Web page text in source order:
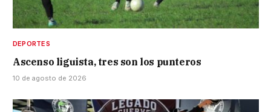
DEPORTES
Ascenso liguista, tres son los punteros
10 de agosto de 2026